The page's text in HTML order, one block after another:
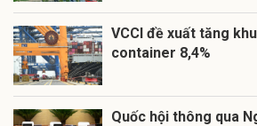
VCCI đề xuất tăng
container 8,4%
Quốc hội thông qua